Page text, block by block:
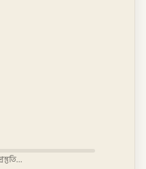
প্রস্তুতি…